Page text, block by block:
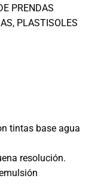
PRENDAS
PLASTISOLES
tintas base agua
resolución.